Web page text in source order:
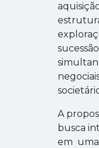
A
busca
em